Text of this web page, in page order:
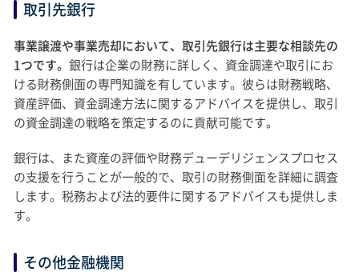
取引先銀行
事業譲渡や事業売却において、取引先銀行は主要な相談先の
1つです。銀行は企業の財務に詳しく、資金調達や取引にお
ける財務側面の専門知識を有しています。彼らは財務戦略、
資産評価、資金調達方法に関するアドバイスを提供し、取引
の資金調達の戦略を策定するのに貢献可能です。
銀行は、また資産の評価や財務デューデリジェンスプロセス
の支援を行うことが一般的で、取引の財務側面を詳細に調査
します。税務および法的要件に関するアドバイスも提供しま
す。
その他金融機関